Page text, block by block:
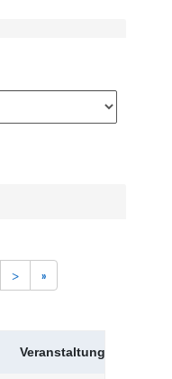
> »
Veranstaltungskürzel